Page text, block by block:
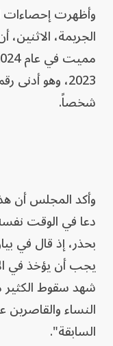
وأظهرت إحصاءات
شخصاً.
وأكد المجلس أن
دعا في الوقت
بحذر، إذ قال في
شهد سقوط
النساء
السابقة".